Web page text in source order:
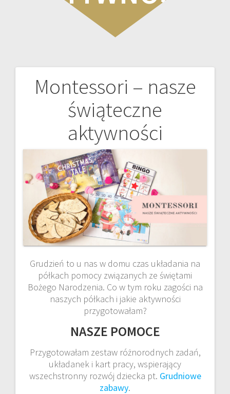
Montessori – nasze
świąteczne
aktywności
Grudzień to u nas w domu czas układania na
półkach pomocy związanych ze świętami
Bożego Narodzenia. Co w tym roku zagości na
naszych półkach i jakie aktywności
przygotowałam?
NASZE POMOCE
Przygotowałam zestaw różnorodnych zadań,
układanek i kart pracy, wspierający
wszechstronny rozwój dziecka pt. Grudniowe
zabawy.
Nawigacja